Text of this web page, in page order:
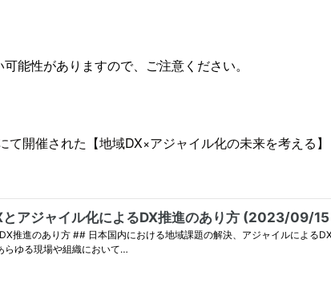
能性がありますので、ご注意ください。
て開催された【地域DX×アジャイル化の未来を考える